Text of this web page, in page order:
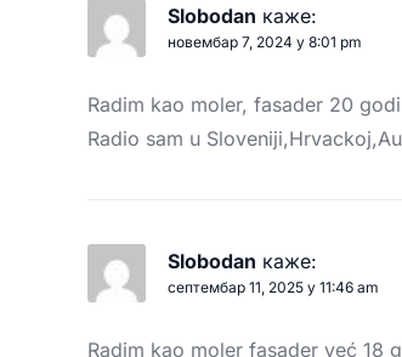
Slobodan каже:
новембар 7, 2024 у 8:01 pm
Radim kao moler, fasader 20
Radio sam u
Slobodan каже:
септембар 11, 2025 у 11:46 am
Radim kao moler fasader već 18